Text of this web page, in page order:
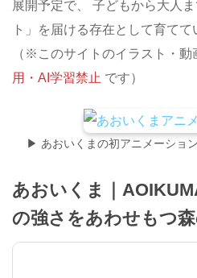
展開予定で、 子どもから大人
ト」を届ける存在として育てて
（※このサイトのイラスト・動
用・AI学習禁止 です）
▶ あおいくまの初アニメーショ
あおいくま｜
の強さをあわせもつ